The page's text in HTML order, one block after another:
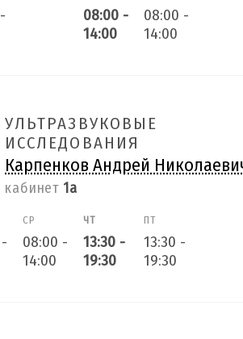
-
08:00 -
14:00
08:00 -
14:00
УЛЬТРАЗВУКОВЫЕ
ИССЛЕДОВАНИЯ
Карпенков Андрей
кабинет 1а
-
СР
08:00 -
14:00
ЧТ
13:30 -
19:30
ПТ
13:30 -
19:30